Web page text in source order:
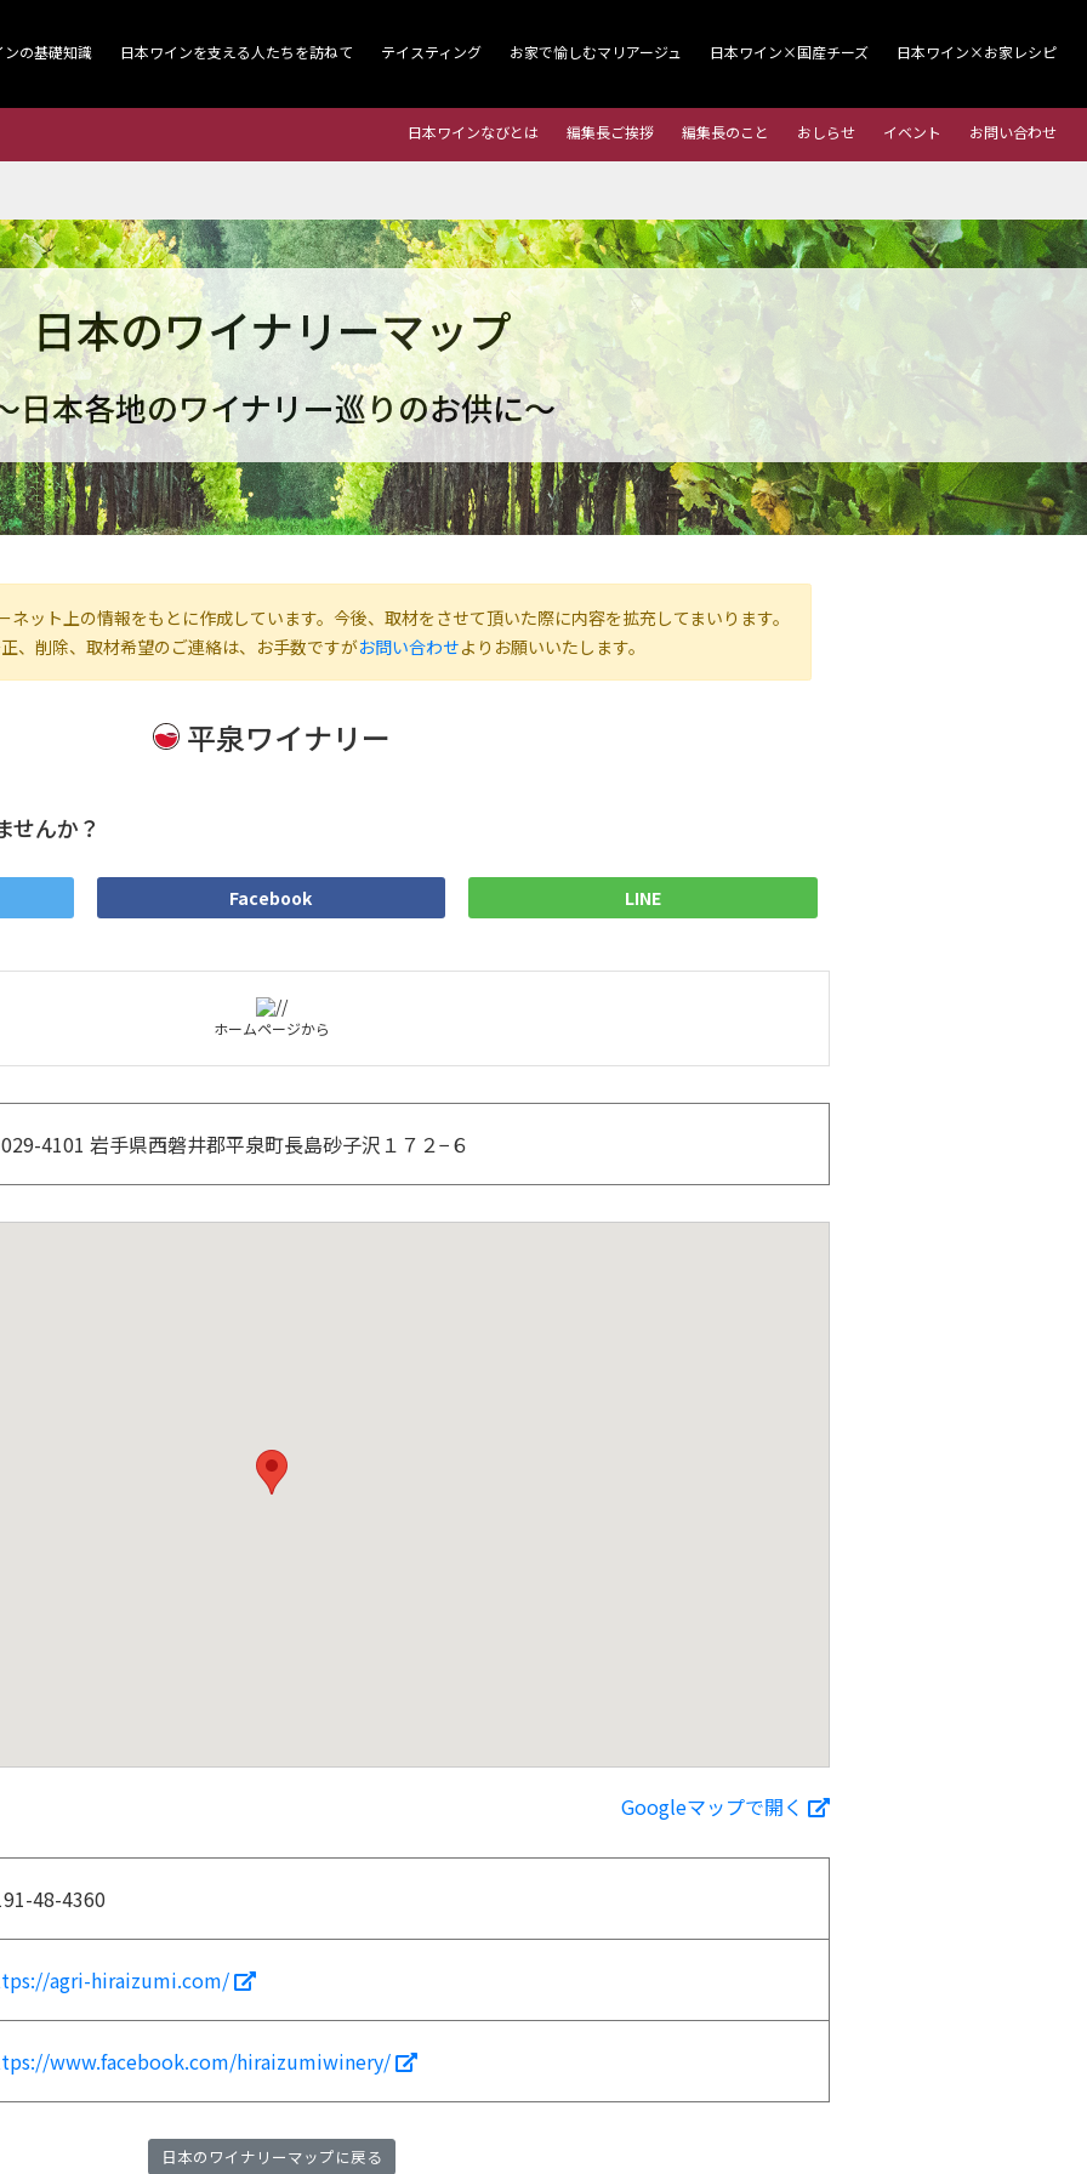
ンの基礎知識 日本ワインを支える人たちを訪ねて テイスティング お家で愉しむマリアージュ 日本ワイン×国産チーズ 日本ワイン×お家レシピ
日本ワインなびとは 編集長ご挨拶 編集長のこと おしらせ イベント お問い合わせ
日本のワイナリーマップ
日本各地のワイナリー巡りのお供に～
ット上の情報をもとに作成しています。今後、取材をさせて頂いた際に内容を拡充してまいります。
、削除、取材希望のご連絡は、お手数ですがお問い合わせよりお願いいたします。
平泉ワイナリー
せんか？
Facebook LINE
ホームページから
4101 岩手県西磐井郡平泉町長島砂子沢１７２−６
Googleマップで開く
48-4360
agri-hiraizumi.com/
www.facebook.com/hiraizumiwinery/
日本のワイナリーマップに戻る